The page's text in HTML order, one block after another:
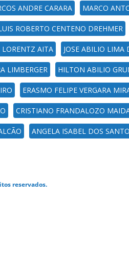
ANDRE CARARA MARCO
ROBERTO CENTENO DREHMER
LORENTZ AITA JOSE ABILIO LIMA
LIMBERGER HILTON ABILIO
ERASMO FELIPE VERGARA
CRISTIANO FRANDALOZO
ANGELA ISABEL DOS
reservados.